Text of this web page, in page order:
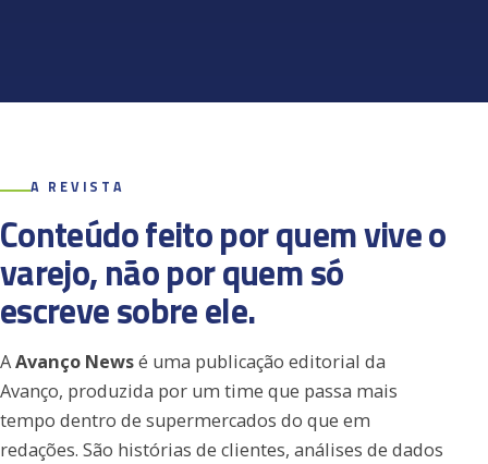
A REVISTA
Conteúdo feito por quem vive o
varejo, não por quem só
escreve sobre ele.
AAvanço Newsé uma publicação editorial da
Avanço, produzida por um time que passa mais
tempo dentro de supermercados do que em
redações. São histórias de clientes, análises de dados